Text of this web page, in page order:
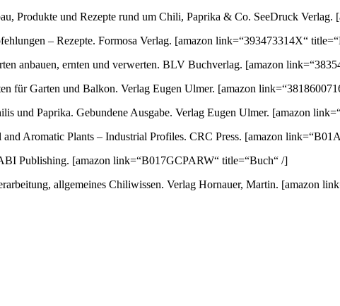
Produkte und Rezepte rund um Chili, Paprika & Co. SeeDruck Verlag.
– Rezepte. Formosa Verlag. [amazon link=“393473314X“
anbauen, ernten und verwerten. BLV Buchverlag. [amazon
für Garten und Balkon. Verlag Eugen Ulmer. [amazon
und Paprika. Gebundene Ausgabe. Verlag Eugen Ulmer. [amazon
Aromatic Plants – Industrial Profiles. CRC Press. [amazon
Publishing. [amazon link=“B017GCPARW“ title=“Buch“ /]
allgemeines Chiliwissen. Verlag Hornauer, Martin. [amazon